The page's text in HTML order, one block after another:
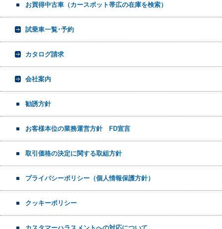
お買得中古車（カースポット帯広の在庫を検索）
試乗車一覧･予約
カタログ請求
会社案内
勧誘方針
お客様本位の業務運営方針 FD宣言
取引価格の決定に関する取組方針
プライバシーポリシー（個人情報保護方針）
クッキーポリシー